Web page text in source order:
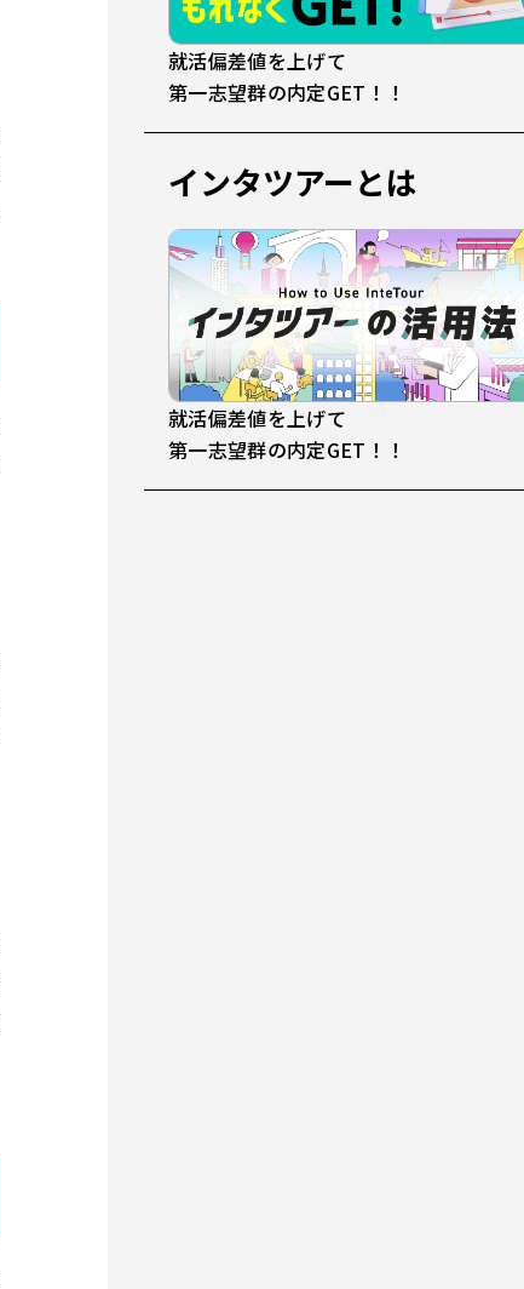
就活偏差値を上げて
第一志望群の内定GET！！
インタツアーとは
就活偏差値を上げて
第一志望群の内定GET！！